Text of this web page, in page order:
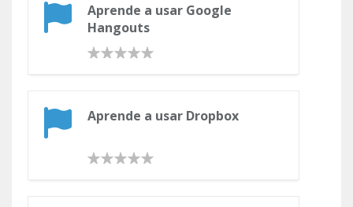
Aprende a usar Google
Hangouts
Aprende a usar Dropbox